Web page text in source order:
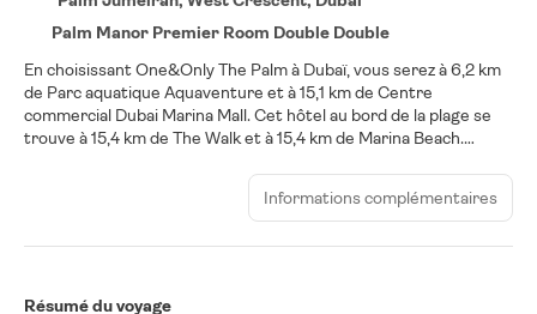
Palm Manor Premier Room Double Double
En choisissant One&Only The Palm à Dubaï, vous serez à 6,2 km
de Parc aquatique Aquaventure et à 15,1 km de Centre
commercial Dubai Marina Mall. Cet hôtel au bord de la plage se
trouve à 15,4 km de The Walk et à 15,4 km de Marina Beach.
Passez de purs moments de détente dans l'incroyable spa de
l'hébergement, un centre bien-être qui propose des massages,
pouvez vous faire bronzer sur la plage privée, mais vous pouvez
votre disposition, notamment une piscine extérieure et un bain à
Informations complémentaires
Résumé du voyage